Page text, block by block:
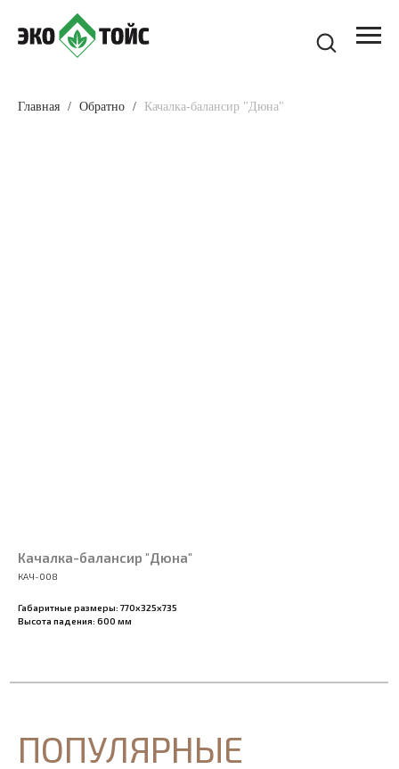
Главная Обратно Качалка-балансир "Дюна"
Качалка-балансир "Дюна"
КАЧ-008
Габаритные размеры: 770х325х735
Высота падения: 600 мм
ПОПУЛЯРНЫЕ